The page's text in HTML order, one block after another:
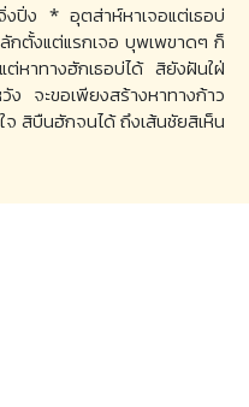
ปิ่ง * อุตส่าห์หาเจอแต่เธอบ่
กตั้งแต่แรกเจอ บุพเพขาดๆ ก็
หาทางฮักเธอบ่ได้ สิยังฝันใฝ่
ง จะขอเพียงสร้างหาทางก้าว
สิบืนฮักจนได้ ถึงเส้นชัยสิเห็น